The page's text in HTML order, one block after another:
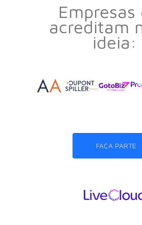
Empresas
acreditam
ideia:
FAÇA PARTE